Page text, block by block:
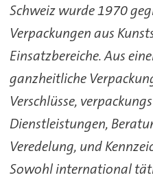
Schweiz wurde 1970
Verpackungen aus
Einsatzbereiche. Aus
ganzheitliche
Verschlüsse,
Dienstleistungen,
Veredelung, und
Sowohl international